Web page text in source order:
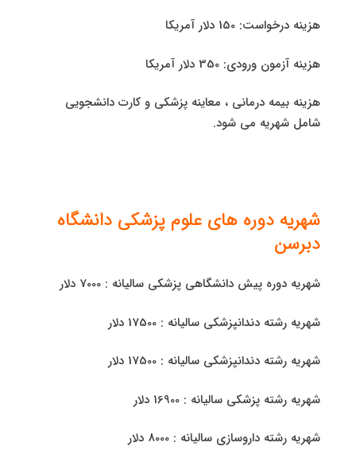
هزینه درخواست: 150 دلار آمریکا
هزینه آزمون ورودی: 350 دلار آمریکا
هزینه بیمه درمانی ، معاینه پزشکی و کارت دانشجویی
شامل شهریه می شود.
شهریه دوره های علوم پزشکی دانشگاه
دبرسن
شهریه دوره پیش دانشگاهی پزشکی سالیانه : 7000 دلار
شهریه رشته دندانپزشکی سالیانه : 17500 دلار
شهریه رشته دندانپزشکی سالیانه : 17500 دلار
شهریه رشته پزشکی سالیانه : 16900 دلار
شهریه رشته داروسازی سالیانه : 8000 دلار